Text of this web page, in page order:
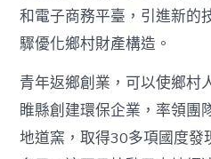
和電子商務平臺，引進新的
驟優化鄉村財產構造。
青年返鄉創業，可以使鄉村
睢縣創建環保企業，率領團
地道窯，取得30多項國度